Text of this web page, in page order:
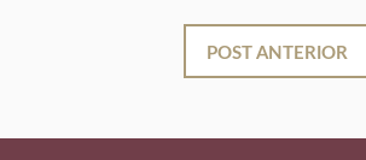
POST ANTERIOR